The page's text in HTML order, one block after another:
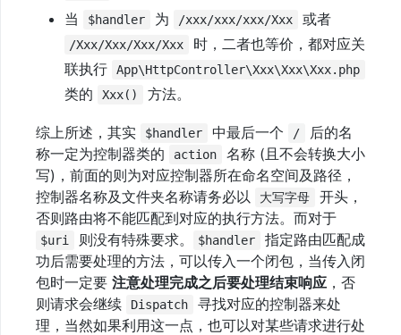
上
量
I18n
多
语
言
常
见
问
当
$handler 为 /xxx/xxx/xxx/Xxx 或者
/Xxx/Xxx/Xxx/Xxx
时，二者也等价，都对应关
联执行
App\HttpController\Xxx\Xxx\Xxx.php
类的 Xxx() 方法。
综上所述，其实 $handler 中最后一个 /
后的名
称一定为控制器类的
action
名称 (且不会转换大小
写)，前面的则为对应控制器所在命名空间及路径，
控制器名称及文件夹名称请务必以
大写字母
开头，
否则路由将不能匹配到对应的执行方法。而对于
$uri 则没有特殊要求。 $handler
指定路由匹配成
功后需要处理的方法，可以传入一个闭包，当传入闭
包时一定要 注意处理完成之后要处理结束响应 ，否
则请求会继续
Dispatch
寻找对应的控制器来处
理，当然如果利用这一点，也可以对某些请求进行处